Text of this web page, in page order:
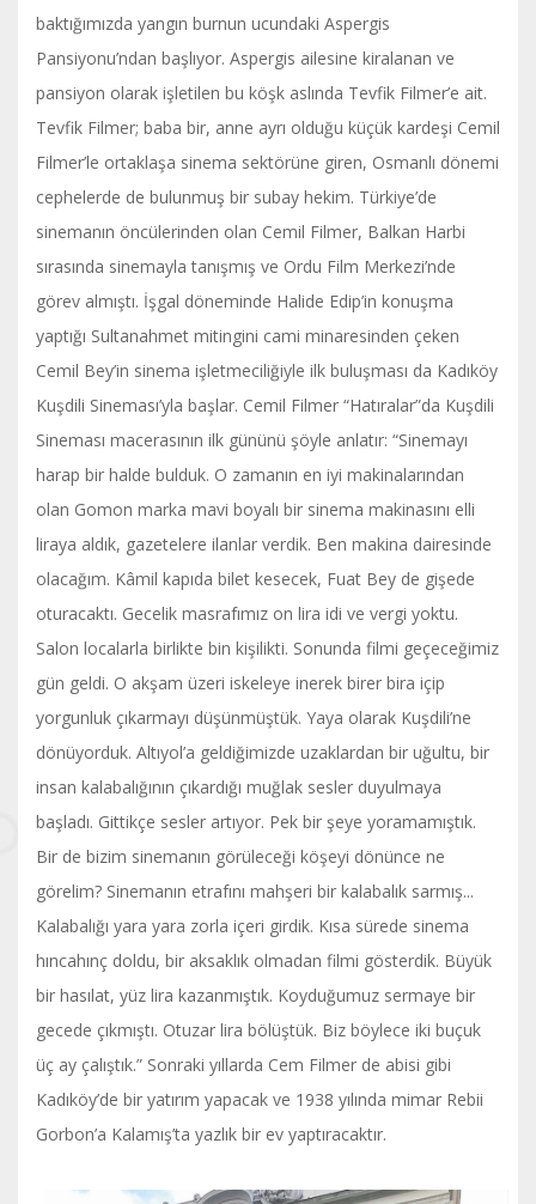
baktığımızda yangın burnun ucundaki Aspergis
Pansiyonu’ndan başlıyor. Aspergis ailesine kiralanan ve
pansiyon olarak işletilen bu köşk aslında Tevfik Filmer’e ait.
Tevfik Filmer; baba bir, anne ayrı olduğu küçük kardeşi Cemil
Filmer’le ortaklaşa sinema sektörüne giren, Osmanlı dönemi
cephelerde de bulunmuş bir subay hekim. Türkiye’de
sinemanın öncülerinden olan Cemil Filmer, Balkan Harbi
sırasında sinemayla tanışmış ve Ordu Film Merkezi’nde
görev almıştı. İşgal döneminde Halide Edip’in konuşma
yaptığı Sultanahmet mitingini cami minaresinden çeken
Cemil Bey’in sinema işletmeciliğiyle ilk buluşması da Kadıköy
Kuşdili Sineması’yla başlar. Cemil Filmer “Hatıralar”da Kuşdili
Sineması macerasının ilk gününü şöyle anlatır: “Sinemayı
harap bir halde bulduk. O zamanın en iyi makinalarından
olan Gomon marka mavi boyalı bir sinema makinasını elli
liraya aldık, gazetelere ilanlar verdik. Ben makina dairesinde
olacağım. Kâmil kapıda bilet kesecek, Fuat Bey de gişede
oturacaktı. Gecelik masrafımız on lira idi ve vergi yoktu.
Salon localarla birlikte bin kişilikti. Sonunda filmi geçeceğimiz
gün geldi. O akşam üzeri iskeleye inerek birer bira içip
yorgunluk çıkarmayı düşünmüştük. Yaya olarak Kuşdili’ne
dönüyorduk. Altıyol’a geldiğimizde uzaklardan bir uğultu, bir
insan kalabalığının çıkardığı muğlak sesler duyulmaya
başladı. Gittikçe sesler artıyor. Pek bir şeye yoramamıştık.
Bir de bizim sinemanın görüleceği köşeyi dönünce ne
görelim? Sinemanın etrafını mahşeri bir kalabalık sarmış...
Kalabalığı yara yara zorla içeri girdik. Kısa sürede sinema
hıncahınç doldu, bir aksaklık olmadan filmi gösterdik. Büyük
bir hasılat, yüz lira kazanmıştık. Koyduğumuz sermaye bir
gecede çıkmıştı. Otuzar lira bölüştük. Biz böylece iki buçuk
üç ay çalıştık.” Sonraki yıllarda Cem Filmer de abisi gibi
Kadıköy’de bir yatırım yapacak ve 1938 yılında mimar Rebii
Gorbon’a Kalamış’ta yazlık bir ev yaptıracaktır.